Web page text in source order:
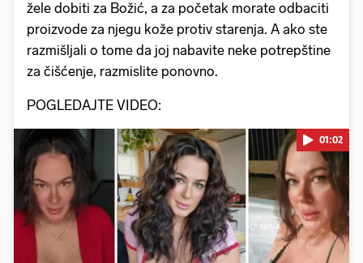
žele dobiti za Božić, a za početak morate odbaciti
proizvode za njegu kože protiv starenja. A ako ste
razmišljali o tome da joj nabavite neke potrepštine
za čišćenje, razmislite ponovno.
POGLEDAJTE VIDEO:
Pokretanje videa...
01:02